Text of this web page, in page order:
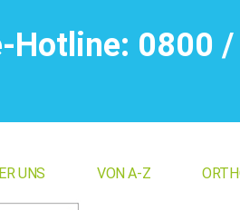
Hotline: 0800
UNS VON A-Z